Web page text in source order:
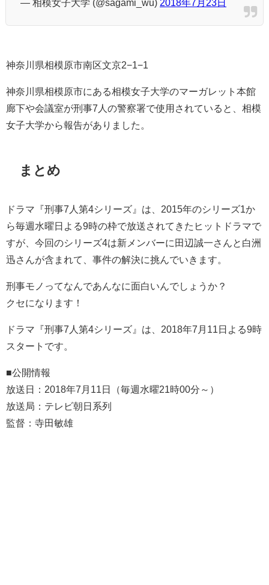
— 相模女子大学 (@sagami_wu) 2018年7月23日
神奈川県相模原市南区文京2−1−1
神奈川県相模原市にある相模女子大学のマーガレット本館
廊下や会議室が刑事7人の警察署で使用されていると、相模
女子大学から報告がありました。
まとめ
ドラマ『刑事7人第4シリーズ』は、2015年のシリーズ1か
ら毎週水曜日よる9時の枠で放送されてきたヒットドラマで
すが、今回のシリーズ4は新メンバーに田辺誠一さんと白洲
迅さんが含まれて、事件の解決に挑んでいきます。
刑事モノってなんであんなに面白いんでしょうか？
クセになります！
ドラマ『刑事7人第4シリーズ』は、2018年7月11日よる9時
スタートです。
■公開情報
放送日：2018年7月11日（毎週水曜21時00分～）
放送局：テレビ朝日系列
監督：寺田敏雄